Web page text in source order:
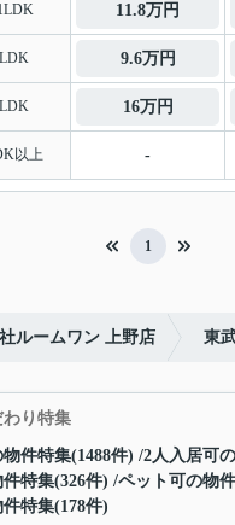
11.8万円
9.6万円
16万円
以上 -
1
ルームワン 上野店 東
り特集
件特集(1488件) 2人入居可
特集(326件) ペット可の物
特集(178件)